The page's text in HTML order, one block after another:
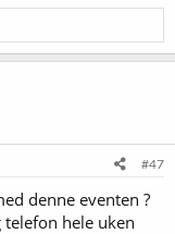
#47
denne eventen ?
hele uken